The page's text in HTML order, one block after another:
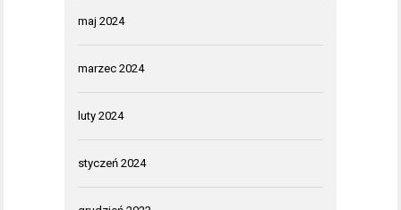
maj 2024
marzec 2024
luty 2024
styczeń 2024